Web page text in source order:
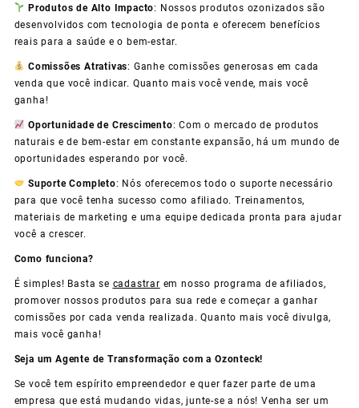
Produtos de Alto Impacto: Nossos produtos ozonizados são
desenvolvidos com tecnologia de ponta e oferecem benefícios
reais para a saúde e o bem-estar.
Comissões Atrativas: Ganhe comissões generosas em cada
venda que você indicar. Quanto mais você vende, mais você
ganha!
Oportunidade de Crescimento: Com o mercado de produtos
naturais e de bem-estar em constante expansão, há um mundo de
oportunidades esperando por você.
Suporte Completo: Nós oferecemos todo o suporte necessário
para que você tenha sucesso como afiliado. Treinamentos,
materiais de marketing e uma equipe dedicada pronta para ajudar
você a crescer.
Como funciona?
É simples! Basta se cadastrar em nosso programa de afiliados,
promover nossos produtos para sua rede e começar a ganhar
comissões por cada venda realizada. Quanto mais você divulga,
mais você ganha!
Seja um Agente de Transformação com a Ozonteck!
Se você tem espírito empreendedor e quer fazer parte de uma
empresa que está mudando vidas, junte-se a nós! Venha ser um